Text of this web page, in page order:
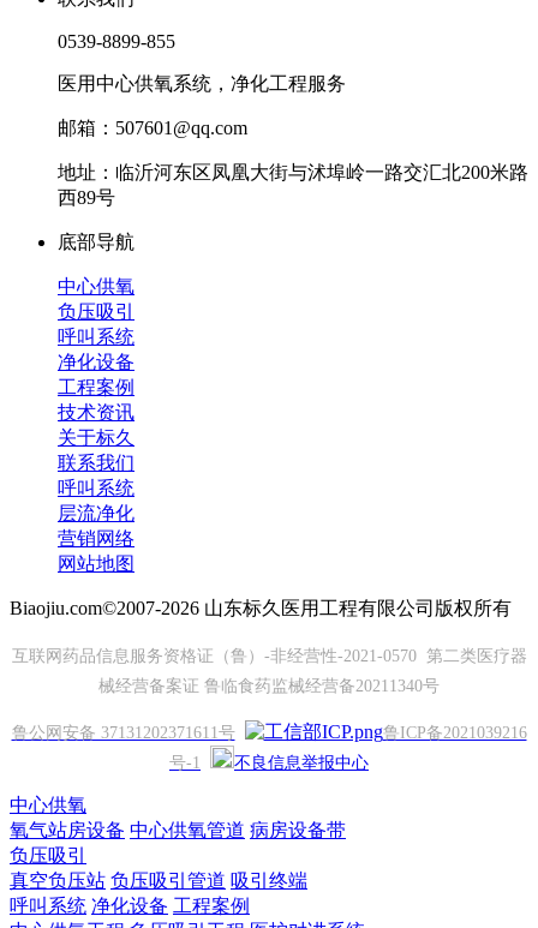
0539-8899-855
医用中心供氧系统，净化工程服务
邮箱：507601@qq.com
地址：临沂河东区凤凰大街与沭埠岭一路交汇北200米路
西89号
底部导航
中心供氧
负压吸引
呼叫系统
净化设备
工程案例
技术资讯
关于标久
联系我们
呼叫系统
层流净化
营销网络
网站地图
Biaojiu.com©2007-2026 山东标久医用工程有限公司版权所有
互联网药品信息服务资格证（鲁）-非经营性-2021-0570 第二类医疗器
械经营备案证 鲁临食药监械经营备20211340号
鲁公网安备 37131202371611号
鲁ICP备2021039216
号-1
不良信息举报中心
中心供氧
氧气站房设备 中心供氧管道 病房设备带
负压吸引
真空负压站 负压吸引管道 吸引终端
呼叫系统 净化设备 工程案例